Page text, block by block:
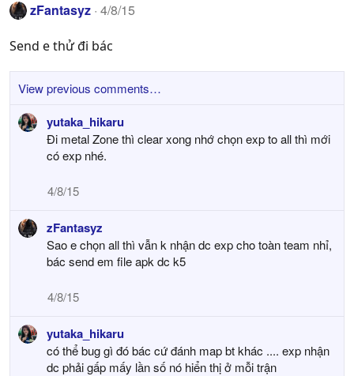
zFantasyz 4/8/15
Send e thử đi bác
View previous comments…
yutaka_hikaru
Đi metal Zone thì clear xong nhớ chọn exp to all thì mới
có exp nhé.
4/8/15
zFantasyz
Sao e chọn all thì vẫn k nhận dc exp cho toàn team nhỉ,
bác send em file apk dc k5
4/8/15
yutaka_hikaru
có thể bug gì đó bác cứ đánh map bt khác .... exp nhận
dc phải gấp mấy lần số nó hiển thị ở mỗi trận